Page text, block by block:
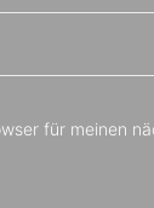
für meinen